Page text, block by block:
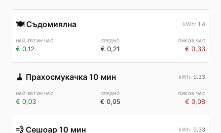
🍽️ Съдомиялна 1.4
€ 0,12 € 0,21 € 0,33
🧹 Прахосмукачка 10 мин 0.33
€ 0,03 € 0,05 € 0,08
💨 Сешоар 10 мин 0.33